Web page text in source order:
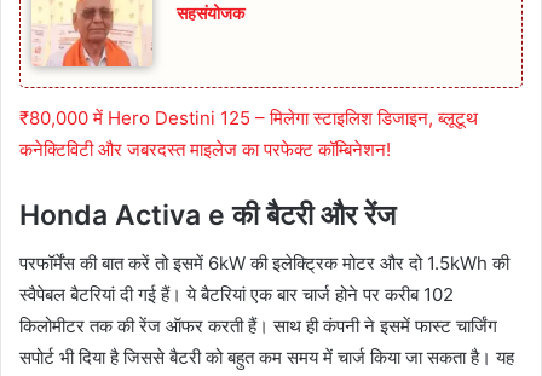
सहसंयोजक
₹80,000 में Hero Destini 125 – मिलेगा स्टाइलिश डिजाइन, ब्लूटूथ
कनेक्टिविटी और जबरदस्त माइलेज का परफेक्ट कॉम्बिनेशन!
Honda Activa e की बैटरी और रेंज
परफॉर्मेंस की बात करें तो इसमें 6kW की इलेक्ट्रिक मोटर और दो 1.5kWh की
स्वैपेबल बैटरियां दी गई हैं। ये बैटरियां एक बार चार्ज होने पर करीब 102
किलोमीटर तक की रेंज ऑफर करती हैं। साथ ही कंपनी ने इसमें फास्ट चार्जिंग
सपोर्ट भी दिया है जिससे बैटरी को बहुत कम समय में चार्ज किया जा सकता है। यह